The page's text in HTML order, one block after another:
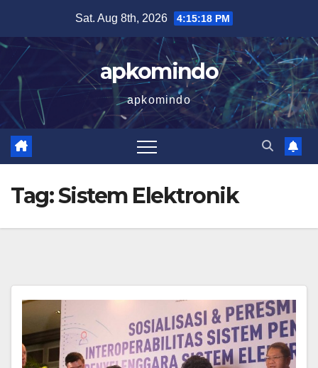
content
Sat. Aug 8th, 2026 4:15:18 PM
apkomindo
apkomindo
Tag:Sistem Elektronik